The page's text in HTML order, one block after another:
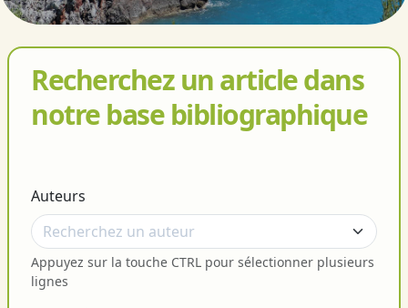
Recherchez un article dans
notre base bibliographique
Auteurs
Appuyez sur la touche CTRL pour sélectionner plusieurs
lignes